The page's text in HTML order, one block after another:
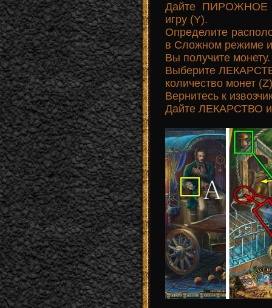
Дайте ПИРОЖНОЕ
игру (Y).
Определите
в Сложном режиме
Вы получите монету.
Выберите
количество монет
Вернитесь к
Дайте ЛЕКАРСТВО